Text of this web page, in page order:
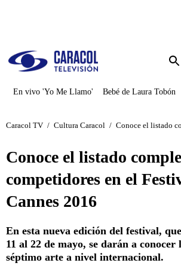
En vivo 'Yo Me Llamo' Bebé de Laura Tobón
Caracol TV / Cultura Caracol / Conoce el listado
Conoce el listado
competidores en el
Cannes 2016
En esta nueva edición del festival,
11 al 22 de mayo, se darán a conocer
séptimo arte a nivel internacional.